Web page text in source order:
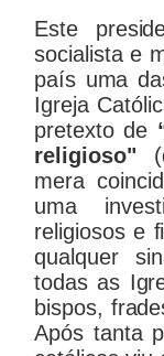
Este
socialista e
país uma
Igreja
pretexto de
religioso"
mera
uma
religiosos e
qualquer
todas as
bispos,
Após tanta